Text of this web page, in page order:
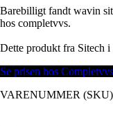
Barebilligt fandt wavin
hos completvvs.
Dette produkt fra Sitech i
Se prisen hos Completvvs
VARENUMMER